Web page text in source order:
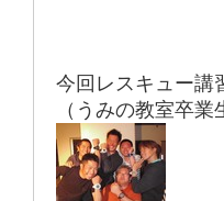
今回レスキュー講
（うみの教室卒業